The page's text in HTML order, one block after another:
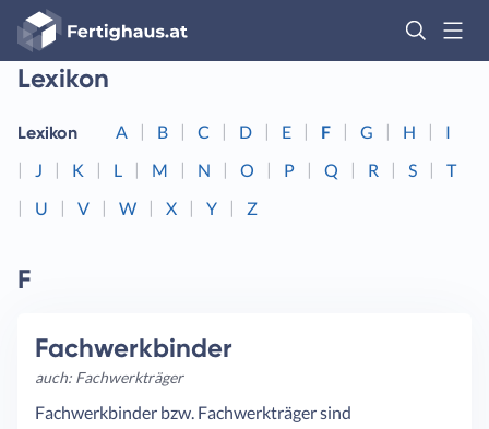
Fertighaus
Logo
Anmelden
Lexikon
Lexikon A B C D E F G H
I
J
K L M N O P Q R S
T
U
V W X Y Z
F
Fachwerkbinder
auch: Fachwerkträger
Fachwerkbinder bzw. Fachwerkträger sind